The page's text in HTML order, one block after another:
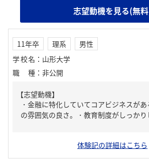
志望動機を見る(無
11年卒 理系
男性
学校名 ： 山形大学
職種 ： 非公開
【志望動機】
・金融に特化していてコアビジネスが
の雰囲気の良さ。・教育制度がしっかり
体験記の詳細はこちら